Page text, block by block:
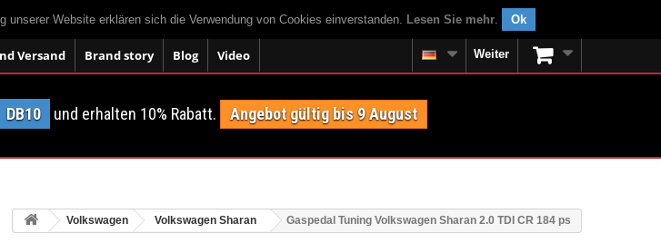
Website erklären sich die Verwendung von Cookies einverstanden. Lesen Sie mehr. Ok
Versand Brand story Blog Video Weiter
DB10 und erhalten 10% Rabatt. Angebot gültig bis 9 August
Volkswagen Volkswagen Sharan Gaspedal Tuning Volkswagen Sharan 2.0 TDI CR 184 ps